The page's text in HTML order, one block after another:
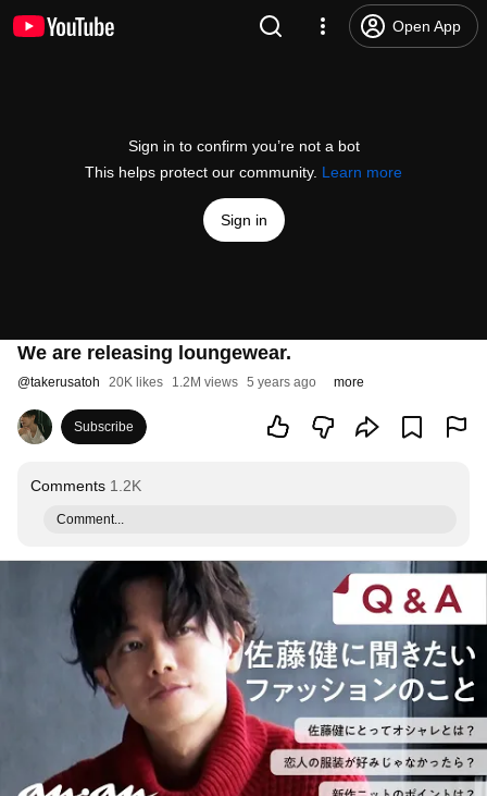
Open App
Sign in to confirm you’re not a bot
This helps protect our community. Learn more
Sign in
We are releasing loungewear.
@takerusatoh 20K likes 1.2M views 5 years ago more
Subscribe
Comments 1.2K
Comment...